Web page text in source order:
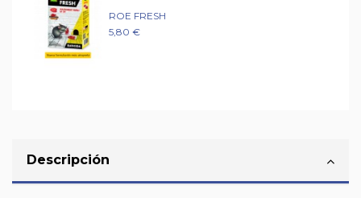
ROE FRESH
5,80 €
Descripción